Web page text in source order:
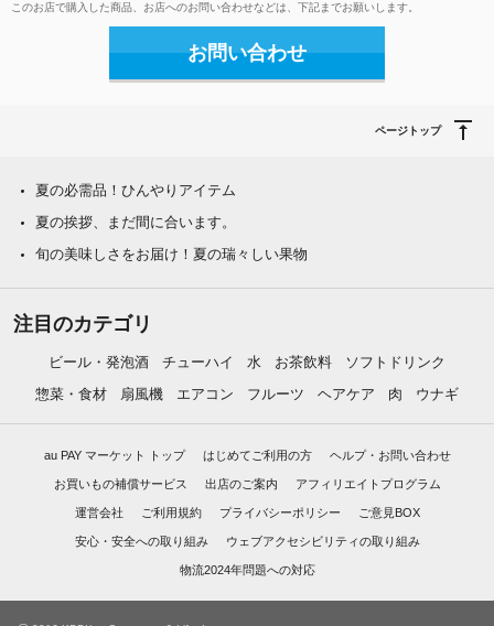
このお店で購入した商品、お店へのお問い合わせなどは、下記までお願いします。
お問い合わせ
ページトップ
夏の必需品！ひんやりアイテム
夏の挨拶、まだ間に合います。
旬の美味しさをお届け！夏の瑞々しい果物
注目のカテゴリ
ビール・発泡酒 チューハイ 水 お茶飲料
ソフトドリンク
惣菜・食材
扇風機 エアコン フルーツ ヘアケア 肉 ウナギ
au PAY マーケット トップ はじめてご利用の方 ヘルプ・お問い合わせ
お買いもの補償サービス 出店のご案内 アフィリエイトプログラム
運営会社 ご利用規約 プライバシーポリシー ご意見BOX
安心・安全への取り組み ウェブアクセシビリティの取り組み
物流2024年問題への対応